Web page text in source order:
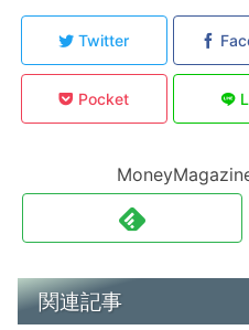
Twitter
Pocket
関連記事